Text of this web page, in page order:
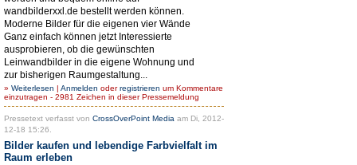
wandbilderxxl.de bestellt werden können.
Moderne Bilder für die eigenen vier Wände
Ganz einfach können jetzt Interessierte
ausprobieren, ob die gewünschten
Leinwandbilder in die eigene Wohnung und
zur bisherigen Raumgestaltung...
» Weiterlesen | Anmelden oderregistrieren um Kommentare
einzutragen - 2981 Zeichen in dieser Pressemeldung
Pressetext verfasst von CrossOverPoint Media am Di, 2012-
12-18 15:26.
Bilder kaufen und lebendige Farbvielfalt im
Raum erleben